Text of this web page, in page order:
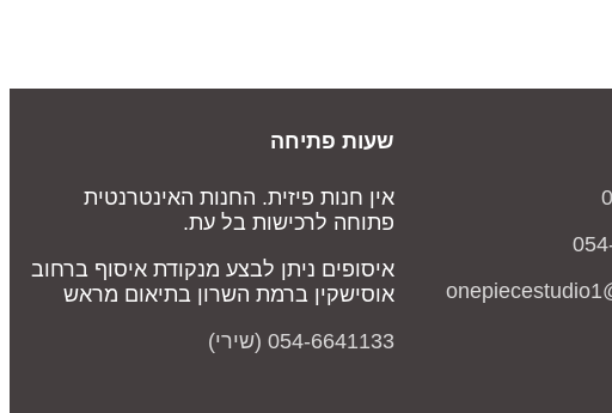
שעות פתיחה
אין חנות פיזית. החנות האינטרנטית
פתוחה לרכישות בל עת.
איסופים ניתן לבצע מנקודת איסוף ברחוב
אוסישקין ברמת השרון בתיאום מראש
054-6641133 (שירי)